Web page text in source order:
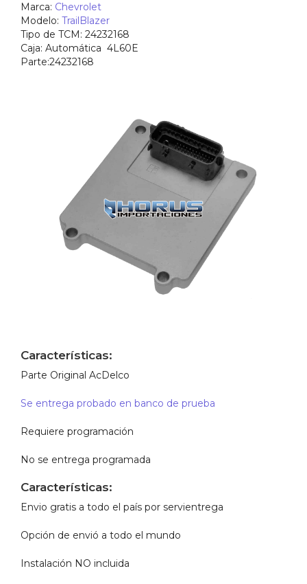
Marca: Chevrolet
Modelo: TrailBlazer
Tipo de TCM: 24232168
Caja: Automática 4L60E
Parte:24232168
Características:
Parte Original AcDelco
Se entrega probado en banco de prueba
Requiere programación
No se entrega programada
Características:
Envio gratis a todo el país por servientrega
Opción de envió a todo el mundo
Instalación NO incluida